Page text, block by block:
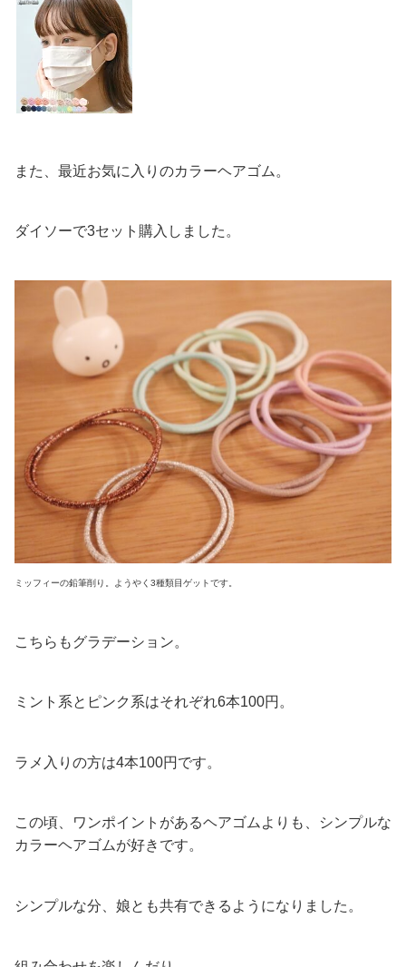
また、最近お気に入りのカラーヘアゴム。
ダイソーで3セット購入しました。
ミッフィーの鉛筆削り。ようやく3種類目ゲットです。
こちらもグラデーション。
ミント系とピンク系はそれぞれ6本100円。
ラメ入りの方は4本100円です。
この頃、ワンポイントがあるヘアゴムよりも、シンプルな
カラーヘアゴムが好きです。
シンプルな分、娘とも共有できるようになりました。